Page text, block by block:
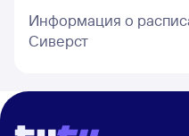
Информация о
Сиверст